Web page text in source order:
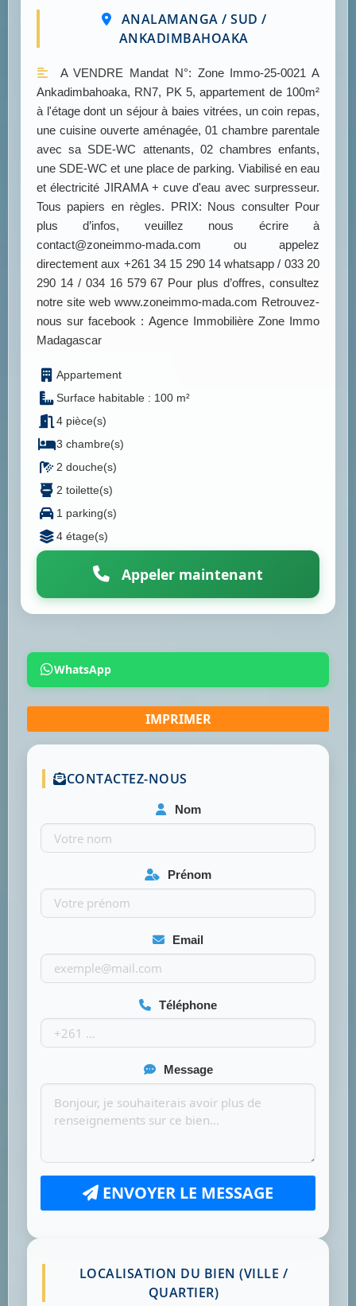
ANALAMANGA / SUD /
ANKADIMBAHOAKA
A VENDRE Mandat N°: Zone Immo-25-0021 A
Ankadimbahoaka, RN7, PK 5, appartement de 100m²
à l'étage dont un séjour à baies vitrées, un coin repas,
une cuisine ouverte aménagée, 01 chambre parentale
avec sa SDE-WC attenants, 02 chambres enfants,
une SDE-WC et une place de parking. Viabilisé en eau
et électricité JIRAMA + cuve d'eau avec surpresseur.
Tous papiers en règles. PRIX: Nous consulter Pour
plus d’infos, veuillez nous écrire à
contact@zoneimmo-mada.com ou appelez
directement aux +261 34 15 290 14 whatsapp / 033 20
290 14 / 034 16 579 67 Pour plus d’offres, consultez
notre site web www.zoneimmo-mada.com Retrouvez-
nous sur facebook : Agence Immobilière Zone Immo
Madagascar
Appartement
Surface habitable : 100 m²
4 pièce(s)
3 chambre(s)
2 douche(s)
2 toilette(s)
1 parking(s)
4 étage(s)
Appeler maintenant
WhatsApp
CONTACTEZ-NOUS
Nom
Prénom
Email
Téléphone
Message
ENVOYER LE MESSAGE
LOCALISATION DU BIEN (VILLE /
QUARTIER)